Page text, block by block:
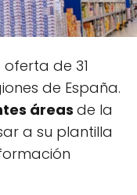
de 31
de España.
áreas de la
a su plantilla